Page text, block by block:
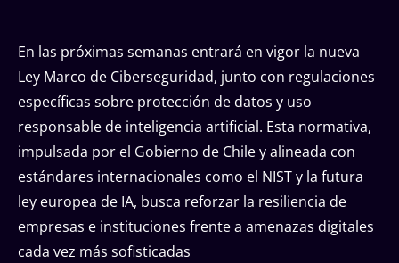
En las próximas semanas entrará en vigor la nueva
Ley Marco de Ciberseguridad, junto con regulaciones
específicas sobre protección de datos y uso
responsable de inteligencia artificial. Esta normativa,
impulsada por el Gobierno de Chile y alineada con
estándares internacionales como el NIST y la futura
ley europea de IA, busca reforzar la resiliencia de
empresas e instituciones frente a amenazas digitales
cada vez más sofisticadas